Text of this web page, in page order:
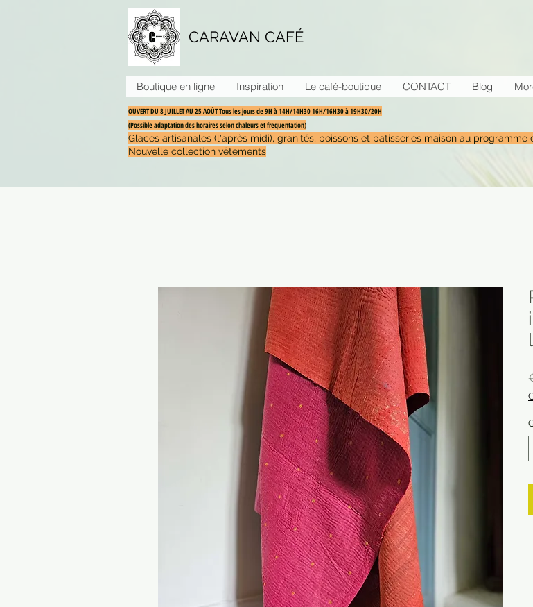
CARAVAN CAFÉ
Boutique en ligne Inspiration Le café-boutique CONTACT Blog
OUVERT DU 8 JUILLET AU 25 AOÛT Tous les jours de 9H à 14H/14H30 16H/16H30 à 19H30/20H
(Possible adaptation des horaires selon chaleurs et frequentation)
Glaces artisanales (l'après midi), granités, boissons et patisseries maison au
Nouvelle collection vêtements